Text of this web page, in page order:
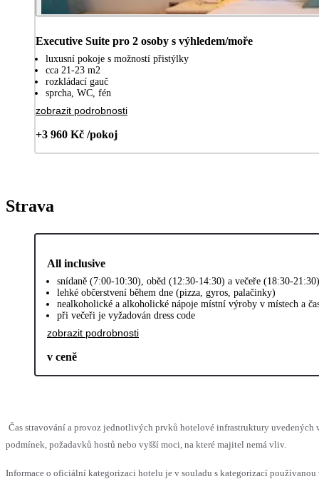
Executive Suite pro 2 osoby s výhledem/moře
luxusní pokoje s možností přistýlky
cca 21-23 m2
rozkládací gauč
sprcha, WC, fén
zobrazit podrobnosti
+3 960 Kč /pokoj
Strava
All inclusive
snídaně (7:00-10:30), oběd (12:30-14:30) a večeře (18:30-
lehké občerstvení během dne (pizza, gyros, palačinky)
nealkoholické a alkoholické nápoje místní výroby v místech a
při večeři je vyžadován dress code
zobrazit podrobnosti
v ceně
Čas stravování a provoz jednotlivých prvků hotelové infrastruktury uvedených
podmínek, požadavků hostů nebo vyšší moci, na které majitel nemá vliv.
Informace o oficiální kategorizaci hotelu je v souladu s kategorizací